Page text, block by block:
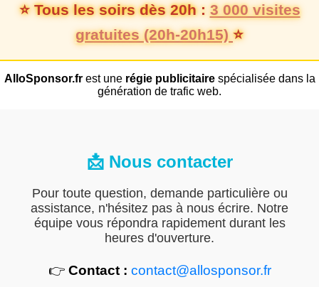
⭐ Tous les soirs dès 20h :3 000 visites
gratuites (20h-20h15)⭐
AlloSponsor.frest une régie publicitairespécialisée dans la
génération de trafic web.
📩 Nous contacter
Pour toute question, demande particulière ou
assistance, n'hésitez pas à nous écrire. Notre
équipe vous répondra rapidement durant les
heures d'ouverture.
👉 Contact : contact@allosponsor.fr